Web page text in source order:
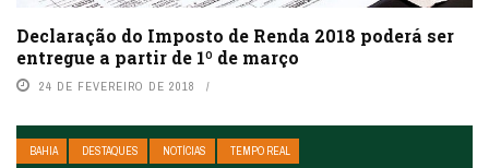
Declaração do Imposto de Renda 2018 poderá ser
entregue a partir de 1º de março
24 DE FEVEREIRO DE 2018
BAHIA DESTAQUES NOTÍCIAS TEMPO REAL